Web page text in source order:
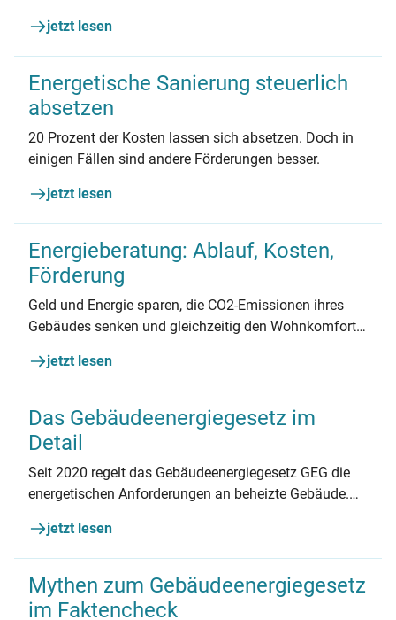
jetzt lesen
Energetische Sanierung steuerlich
absetzen
20 Prozent der Kosten lassen sich absetzen. Doch in
einigen Fällen sind andere Förderungen besser.
jetzt lesen
Energieberatung: Ablauf, Kosten,
Förderung
Geld und Energie sparen, die CO2-Emissionen ihres
Gebäudes senken und gleichzeitig den Wohnkomfort
und Wohnungseigentümer*innen eine
empfehlenswerte Maßnahme.
jetzt lesen
Das Gebäudeenergiegesetz im
Detail
Seit 2020 regelt das Gebäudeenergiegesetz GEG die
energetischen Anforderungen an beheizte Gebäude.
und was sich geändert hat, lesen Sie hier.
jetzt lesen
Mythen zum Gebäudeenergiegesetz
im Faktencheck